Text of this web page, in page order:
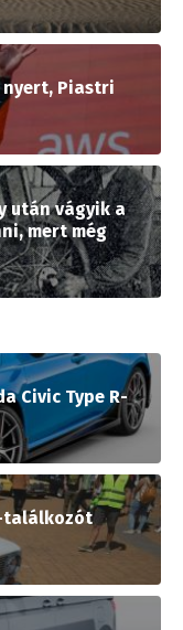
nyert, Piastri
után vágyik a
mert még
Civic Type R-
találkozót